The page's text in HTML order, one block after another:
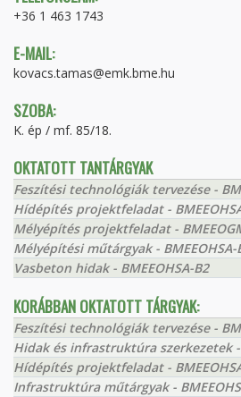
+36 1 463 1743
E-MAIL:
kovacs.tamas@emk.bme.hu
SZOBA:
K. ép / mf. 85/18.
OKTATOTT TANTÁRGYAK
Feszítési technológiák tervezése -
Hídépítés projektfeladat -
Mélyépítés projektfeladat -
Mélyépítési műtárgyak - BMEEOHSA-
Vasbeton hidak - BMEEOHSA-B2
KORÁBBAN OKTATOTT TÁRGYAK:
Feszítési technológiák tervezése -
Hidak és infrastruktúra szerkezetek -
Hídépítés projektfeladat -
Infrastruktúra műtárgyak -